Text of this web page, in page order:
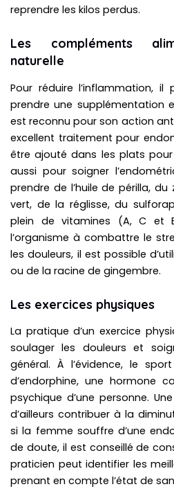
reprendre les kilos perdus.
Les compléments
naturelle
Pour réduire l’inflammation,
prendre une supplémentation
est reconnu pour son action
excellent traitement pour
être ajouté dans les plats
aussi pour soigner
prendre de l’huile de périlla,
vert, de la réglisse, du
plein de vitamines (A, C et
l’organisme à combattre le
les douleurs, il est possible
ou de la racine de gingembre.
Les exercices physiques
La pratique d’un exercice
soulager les douleurs et
général. À l’évidence, le
d’endorphine, une hormone
psychique d’une personne.
d’ailleurs contribuer à la
si la femme souffre d’une
de doute, il est conseillé de
praticien peut identifier les
prenant en compte l’état de